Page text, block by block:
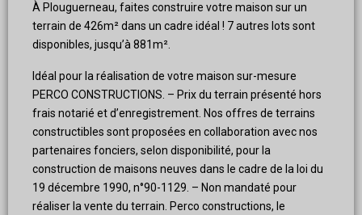
À Plouguerneau, faites construire votre maison sur un
terrain de 426m² dans un cadre idéal ! 7 autres lots sont
disponibles, jusqu’à 881m².
Idéal pour la réalisation de votre maison sur-mesure
PERCO CONSTRUCTIONS. – Prix du terrain présenté hors
frais notarié et d’enregistrement. Nos offres de terrains
constructibles sont proposées en collaboration avec nos
partenaires fonciers, selon disponibilité, pour la
construction de maisons neuves dans le cadre de la loi du
19 décembre 1990, n°90-1129. – Non mandaté pour
réaliser la vente du terrain. Perco constructions, le